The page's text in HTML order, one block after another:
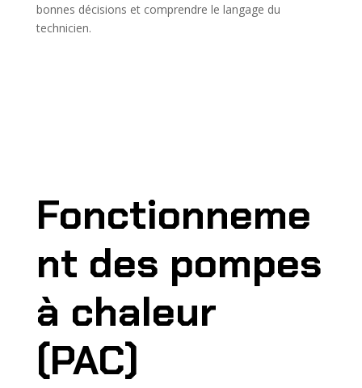
bonnes décisions et comprendre le langage du
technicien.
Fonctionneme
nt des pompes
à chaleur
(PAC)